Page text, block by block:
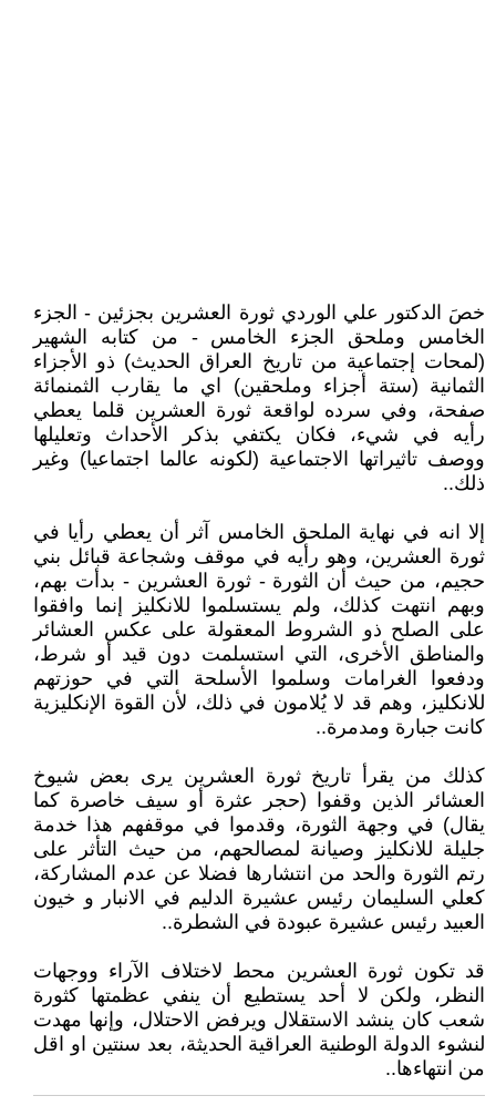
خصَ الدكتور علي الوردي ثورة العشرين بجزئين - الجزء
الخامس وملحق الجزء الخامس - من كتابه الشهير
(لمحات إجتماعية من تاريخ العراق الحديث) ذو الأجزاء
الثمانية (ستة أجزاء وملحقين) اي ما يقارب الثمنمائة
صفحة، وفي سرده لواقعة ثورة العشرين قلما يعطي
رأيه في شيء، فكان يكتفي بذكر الأحداث وتعليلها
ووصف تاثيراتها الاجتماعية (لكونه عالما اجتماعيا) وغير
ذلك..
إلا انه في نهاية الملحق الخامس آثر أن يعطي رأيا في
ثورة العشرين، وهو رأيه في موقف وشجاعة قبائل بني
حجيم، من حيث أن الثورة - ثورة العشرين - بدأت بهم،
وبهم انتهت كذلك، ولم يستسلموا للانكليز إنما وافقوا
على الصلح ذو الشروط المعقولة على عكس العشائر
والمناطق الأخرى، التي استسلمت دون قيد أو شرط،
ودفعوا الغرامات وسلموا الأسلحة التي في حوزتهم
للانكليز، وهم قد لا يُلامون في ذلك، لأن القوة الإنكليزية
كانت جبارة ومدمرة..
كذلك من يقرأ تاريخ ثورة العشرين يرى بعض شيوخ
العشائر الذين وقفوا (حجر عثرة أو سيف خاصرة كما
يقال) في وجهة الثورة، وقدموا في موقفهم هذا خدمة
جليلة للانكليز وصيانة لمصالحهم، من حيث التأثر على
رتم الثورة والحد من انتشارها فضلا عن عدم المشاركة،
كعلي السليمان رئيس عشيرة الدليم في الانبار و خيون
العبيد رئيس عشيرة عبودة في الشطرة..
قد تكون ثورة العشرين محط لاختلاف الآراء ووجهات
النظر، ولكن لا أحد يستطيع أن ينفي عظمتها كثورة
شعب كان ينشد الاستقلال ويرفض الاحتلال، وإنها مهدت
لنشوء الدولة الوطنية العراقية الحديثة، بعد سنتين او اقل
من انتهاءها..